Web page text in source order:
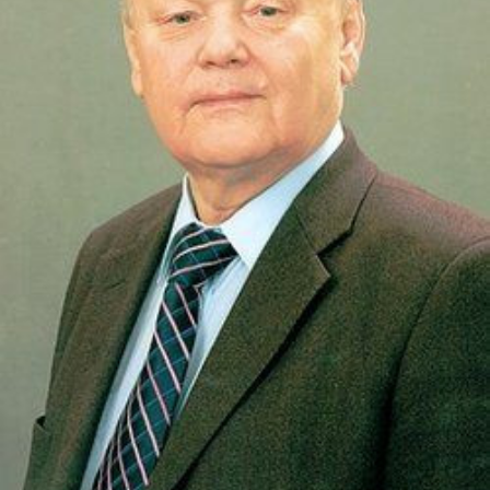
СТРУКТУРА
Президія НАН України
Апарат Президії
Секція фізико-технічних і математичних
Секція хімічних і біологічних наук
Секція суспільних і гуманітарних наук
Установи при Президії
Ради, комітети та комісії
Наукові центри МОН та НАН України
Громадські організації